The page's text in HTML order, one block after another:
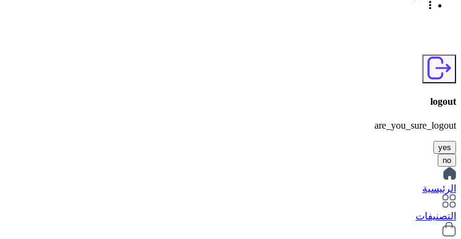
logout
are_you_sure_logout
yes
no
الرئيسية
التصنيفات